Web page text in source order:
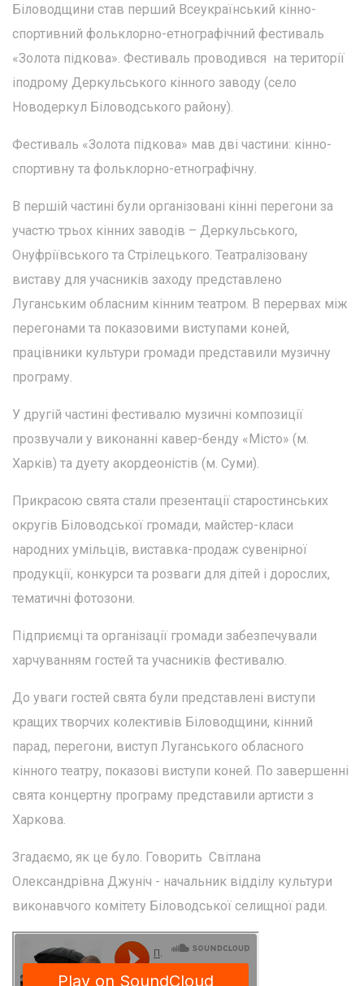
Біловодщини став перший Всеукраїнський кінно-
спортивний фольклорно-етнографічний фестиваль
«Золота підкова». Фестиваль проводився на території
іподрому Деркульського кінного заводу (село
Новодеркул Біловодського району).
Фестиваль «Золота підкова» мав дві частини: кінно-
спортивну та фольклорно-етнографічну.
В першій частині були організовані кінні перегони за
участю трьох кінних заводів – Деркульського,
Онуфріївського та Стрілецького. Театралізовану
виставу для учасників заходу представлено
Луганським обласним кінним театром. В перервах між
перегонами та показовими виступами коней,
працівники культури громади представили музичну
програму.
У другій частині фестивалю музичні композиції
прозвучали у виконанні кавер-бенду «Місто» (м.
Харків) та дуету акордеоністів (м. Суми).
Прикрасою свята стали презентації старостинських
округів Біловодської громади, майстер-класи
народних умільців, виставка-продаж сувенірної
продукції, конкурси та розваги для дітей і дорослих,
тематичні фотозони.
Підприємці та організації громади забезпечували
харчуванням гостей та учасників фестивалю.
До уваги гостей свята були представлені виступи
кращих творчих колективів Біловодщини, кінний
парад, перегони, виступ Луганського обласного
кінного театру, показові виступи коней. По завершенні
свята концертну програму представили артисти з
Харкова.
Згадаємо, як це було. Говорить Світлана
Олександрівна Джуніч - начальник відділу культури
виконавчого комітету Біловодської селищної ради.